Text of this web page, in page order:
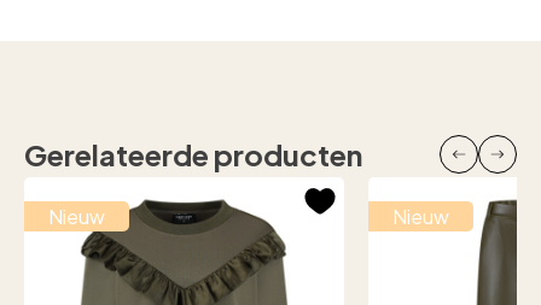
Gerelateerde producten
Nieuw Nieuw